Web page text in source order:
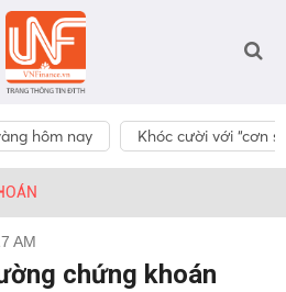
hôm nay Khóc cười với “cơn
AM
chứng khoán